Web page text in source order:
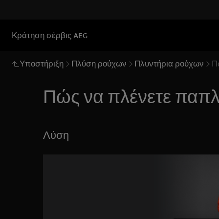
Κράτηση σέρβις AEG
Υποστήριξη Πλύση ρούχων Πλυντήρια ρούχων
Πώς να πλένετε
Λύση